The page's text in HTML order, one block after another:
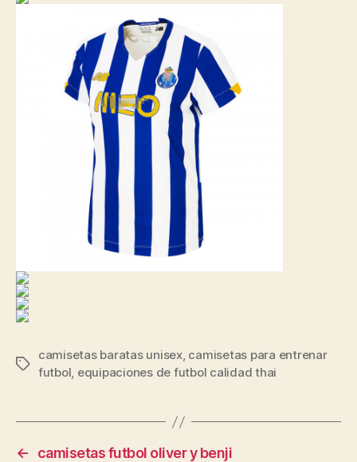
Etiquetas
camisetas baratas unisex, camisetas para entrenar
futbol, equipaciones de futbol calidad thai
←
camisetas futbol oliver y benji